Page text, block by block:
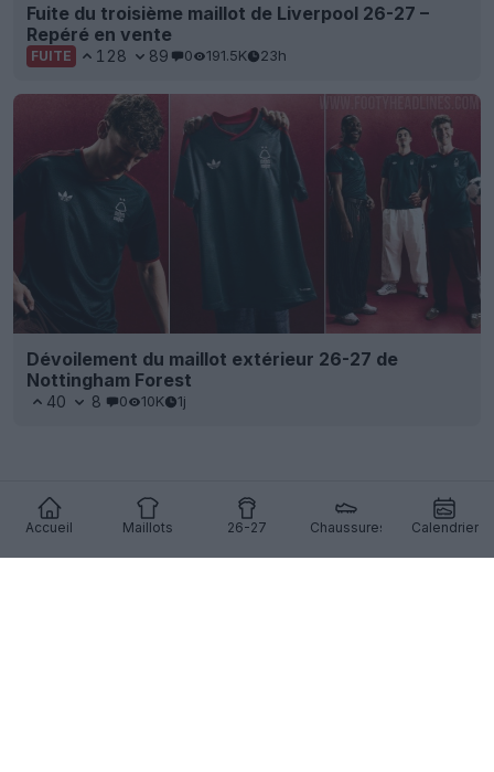
Accueil Maillots 26-27 Chaussures Calendrier
Fuite du troisième maillot de Liverpool 26-27 –
Repéré en vente
FUITE 128 89 0 191.5K 23h
Dévoilement du maillot extérieur 26-27 de
Nottingham Forest
40 8 0 10K 1j